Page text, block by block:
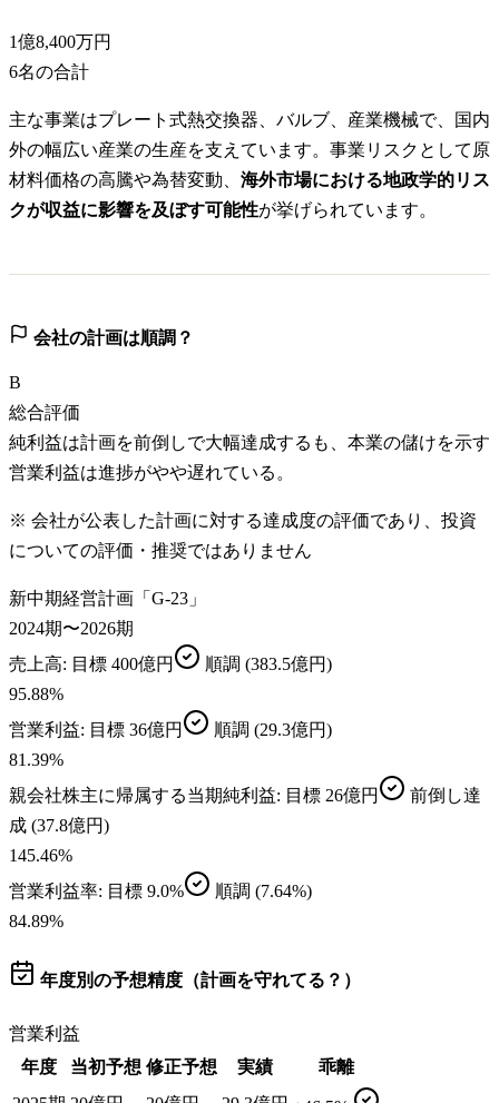
1億8,400万円
6名の合計
主な事業はプレート式熱交換器、バルブ、産業機械で、国内
外の幅広い産業の生産を支えています。事業リスクとして原
材料価格の高騰や為替変動、 海外市場における地政学的リス
クが収益に影響を及ぼす可能性が挙げられています。
会社の計画は順調？
B
総合評価
純利益は計画を前倒しで大幅達成するも、本業の儲けを示す
営業利益は進捗がやや遅れている。
※ 会社が公表した計画に対する達成度の評価であり、投資
についての評価・推奨ではありません
新中期経営計画「G-23」
2024期〜2026期
売上高: 目標 400億円 順調 (383.5億円)
95.88%
営業利益: 目標 36億円 順調 (29.3億円)
81.39%
親会社株主に帰属する当期純利益: 目標 26億円
前倒し達
成 (37.8億円)
145.46%
営業利益率: 目標 9.0% 順調 (7.64%)
84.89%
年度別の予想精度（計画を守れてる？）
営業利益
年度
当初予想 修正予想 実績
乖離